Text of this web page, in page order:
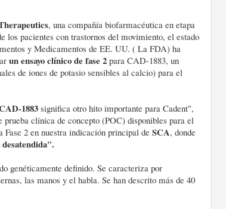
, una compañía biofarmacéutica en etapa
pacientes con trastornos del movimiento, el estado
y Medicamentos de EE. UU. ( La FDA) ha
un ensayo clínico de fase 2 para CAD-1883, un
de iones de potasio sensibles al calcio) para el
1883significa otro hito importante para Cadent",
clínica de concepto (POC) disponibles para el
2 en nuestra indicación principal de SCA, donde
genéticamente definido. Se caracteriza por
las manos y el habla. Se han descrito más de 40